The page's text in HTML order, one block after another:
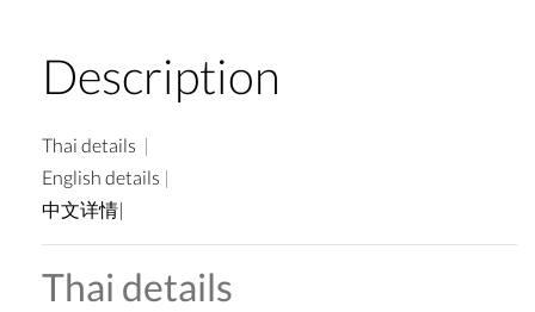
Description
Thai details |
English details |
中文详情|
Thai details